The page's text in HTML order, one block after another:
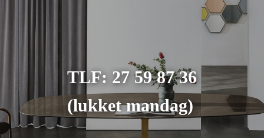
TLF: 27 59 87 36
(lukket mandag)